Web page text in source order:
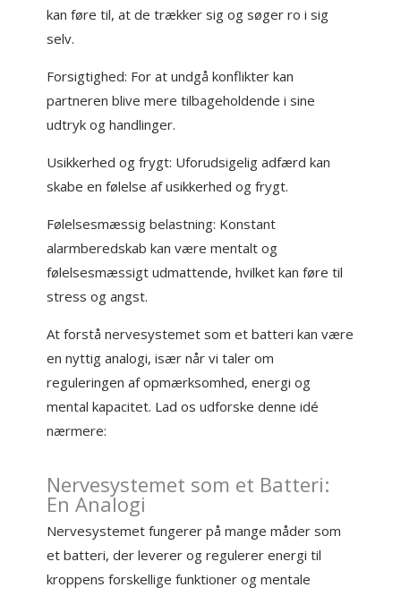
kan føre til, at de trækker sig og søger ro i sig
selv.
Forsigtighed: For at undgå konflikter kan
partneren blive mere tilbageholdende i sine
udtryk og handlinger.
Usikkerhed og frygt: Uforudsigelig adfærd kan
skabe en følelse af usikkerhed og frygt.
Følelsesmæssig belastning: Konstant
alarmberedskab kan være mentalt og
følelsesmæssigt udmattende, hvilket kan føre til
stress og angst.
At forstå nervesystemet som et batteri kan være
en nyttig analogi, især når vi taler om
reguleringen af opmærksomhed, energi og
mental kapacitet. Lad os udforske denne idé
nærmere:
Nervesystemet som et Batteri:
En Analogi
Nervesystemet fungerer på mange måder som
et batteri, der leverer og regulerer energi til
kroppens forskellige funktioner og mentale